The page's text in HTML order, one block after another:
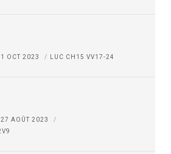
1 OCT 2023 LUC CH15 VV17-24
27 AOÛT 2023